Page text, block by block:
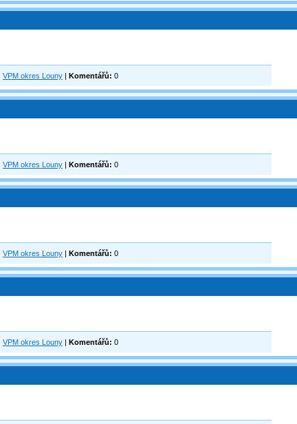
VPM okres Louny | Komentářů: 0
VPM okres Louny | Komentářů: 0
VPM okres Louny | Komentářů: 0
VPM okres Louny | Komentářů: 0